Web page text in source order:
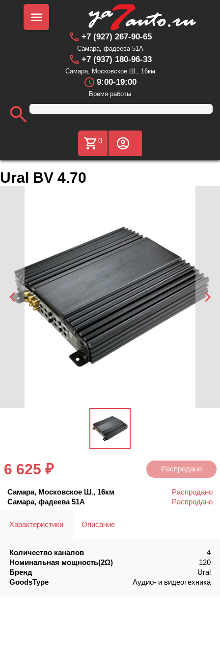
+7 (927) 267-90-65
Самара, фадеева 51А
+7 (937) 180-96-33
Самара, Московское Ш., 16км
9:00-19:00
Время работы
0
Ural BV 4.70
6 625 ₽ Распродано
Самара, Московское Ш., 16км
Распродано
Самара, фадеева 51А
Распродано
Характеристики Описание
Количество каналов
4
Номинальная мощность(2Ω)
120
Бренд
Ural
GoodsType
Аудио- и видеотехника